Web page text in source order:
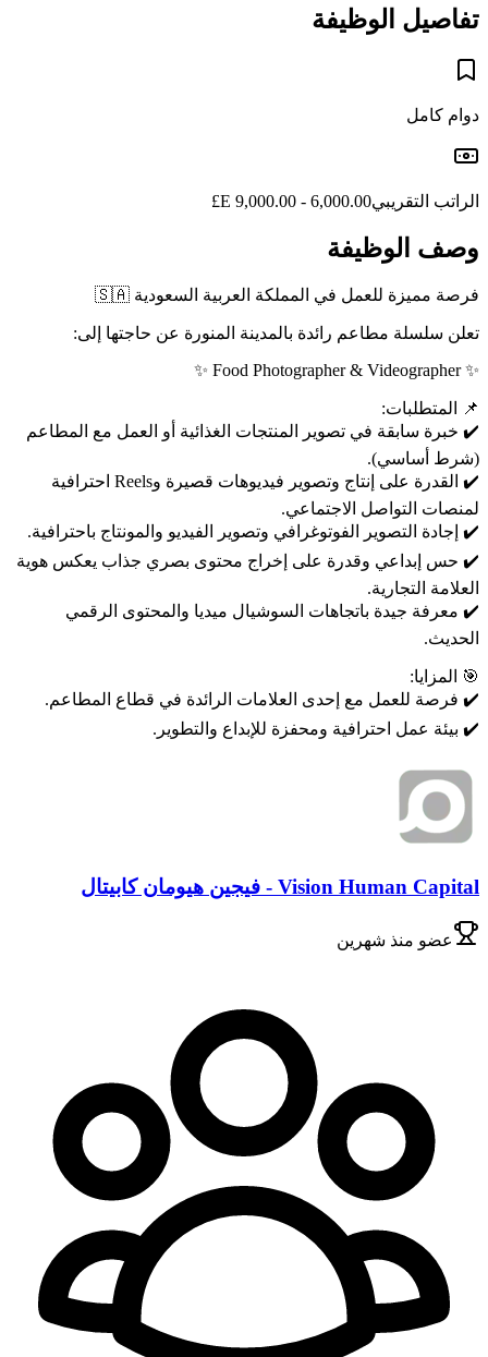
تفاصيل الوظيفة
دوام كامل
الراتب التقريبي6,000.00 - 9,000.00 E£
وصف الوظيفة
فرصة مميزة للعمل في المملكة العربية السعودية 🇸🇦
تعلن سلسلة مطاعم رائدة بالمدينة المنورة عن حاجتها إلى:
✨ Food Photographer & Videographer ✨
📌 المتطلبات:
✔️ خبرة سابقة في تصوير المنتجات الغذائية أو العمل مع المطاعم
(شرط أساسي).
✔️ القدرة على إنتاج وتصوير فيديوهات قصيرة وReels احترافية
لمنصات التواصل الاجتماعي.
✔️ إجادة التصوير الفوتوغرافي وتصوير الفيديو والمونتاج باحترافية.
✔️ حس إبداعي وقدرة على إخراج محتوى بصري جذاب يعكس هوية
العلامة التجارية.
✔️ معرفة جيدة باتجاهات السوشيال ميديا والمحتوى الرقمي
الحديث.
🎯 المزايا:
✔️ فرصة للعمل مع إحدى العلامات الرائدة في قطاع المطاعم.
✔️ بيئة عمل احترافية ومحفزة للإبداع والتطوير.
Vision Human Capital - فيجين هيومان كابيتال
عضو منذ شهرين